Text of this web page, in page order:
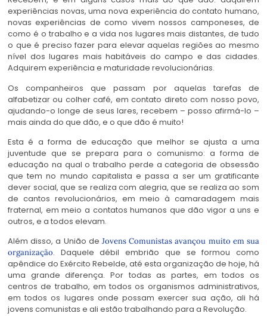
experiências novas, uma nova experiência do contato humano,
novas experiências de como vivem nossos camponeses, de
como é o trabalho e a vida nos lugares mais distantes, de tudo
o que é preciso fazer para elevar aquelas regiões ao mesmo
nível dos lugares mais habitáveis do campo e das cidades.
Adquirem experiência e maturidade revolucionárias.
Os companheiros que passam por aquelas tarefas de
alfabetizar ou colher café, em contato direto com nosso povo,
ajudando-o longe de seus lares, recebem – posso afirmá-lo –
mais ainda do que dão, e o que dão é muito!
Esta é a forma de educação que melhor se ajusta a uma
juventude que se prepara para o comunismo: a forma de
educação na qual o trabalho perde a categoria de obsessão
que tem no mundo capitalista e passa a ser um gratificante
dever social, que se realiza com alegria, que se realiza ao som
de cantos revolucionários, em meio à camaradagem mais
fraternal, em meio a contatos humanos que dão vigor a uns e
outros, e a todos elevam.
Além disso, a União de Jovens Comunistas avançou muito em sua
organização. Daquele débil embrião que se formou como
apêndice do Exército Rebelde, até esta organização de hoje, há
uma grande diferença. Por todas as partes, em todos os
centros de trabalho, em todos os organismos administrativos,
em todos os lugares onde possam exercer sua ação, ali há
jovens comunistas e ali estão trabalhando para a Revolução.